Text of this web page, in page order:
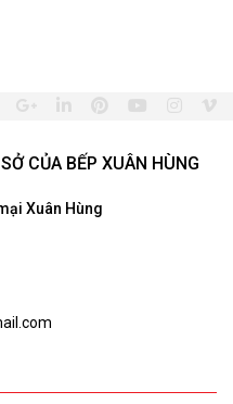
CỦA BẾP XUÂN HÙNG
Xuân Hùng